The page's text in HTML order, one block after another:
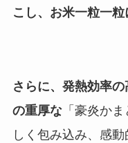
こし、お米一粒一粒
さらに、発熱効率
の重厚な「豪炎かま
しく包み込み、感